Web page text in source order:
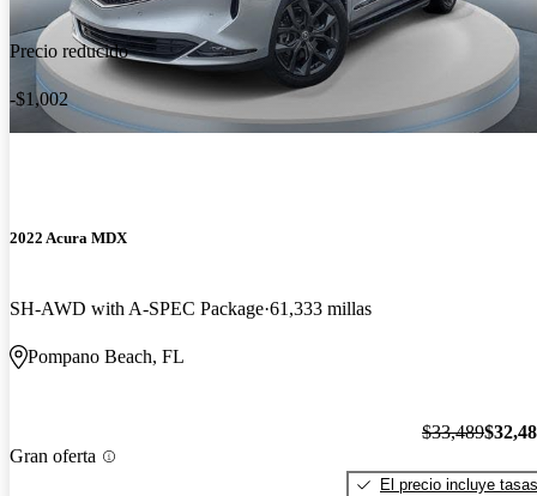
Precio reducido
-$1,002
2022 Acura MDX
SH-AWD with A-SPEC Package 61,333 millas
Pompano Beach, FL
Gran oferta
$33,489
El precio incluye tasas